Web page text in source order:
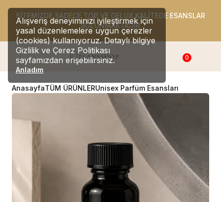
Alışveriş deneyiminizi iyileştirmek için
yasal düzenlemelere uygun çerezler
(cookies) kullanıyoruz. Detaylı bilgiye
Gizlilik ve Çerez Politikası
sayfamızdan erişebilirsiniz.
Anladım
SİTEMİZDE SADECE TOP VE DELUX KALİTEDE ESANSLAR
BULUNMAKTADIR
0
AnasayfaTÜM ÜRÜNLERUnisex Parfüm Esansları